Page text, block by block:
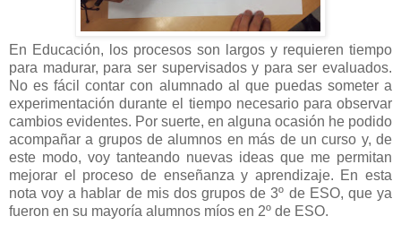
En Educación, los procesos son largos y requieren tiempo
para madurar, para ser supervisados y para ser evaluados.
No es fácil contar con alumnado al que puedas someter a
experimentación durante el tiempo necesario para observar
cambios evidentes. Por suerte, en alguna ocasión he podido
acompañar a grupos de alumnos en más de un curso y, de
este modo, voy tanteando nuevas ideas que me permitan
mejorar el proceso de enseñanza y aprendizaje. En esta
nota voy a hablar de mis dos grupos de 3º de ESO, que ya
fueron en su mayoría alumnos míos en 2º de ESO.